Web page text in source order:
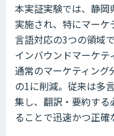
本実証実験では、静岡
実施され、特にマー
言語対応の3つの領域
インバウンドマーケテ
通常のマーケティン
の1に削減。従来は多
集し、翻訳・要約する
ることで迅速かつ正確